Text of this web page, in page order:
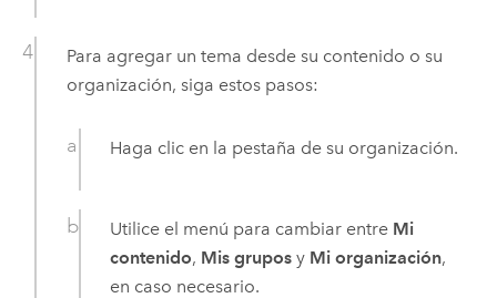
Para agregar un tema desde su contenido o su
organización, siga estos pasos:
Haga clic en la pestaña de su organización.
Utilice el menú para cambiar entre Mi
contenido, Mis grupos y Mi organización,
en caso necesario.